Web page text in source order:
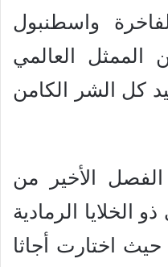
واسطنبول
الممثل العالمي
كل الشر الكامن
الأخير من
الخلايا الرمادية
حيث اختارت أجاثا